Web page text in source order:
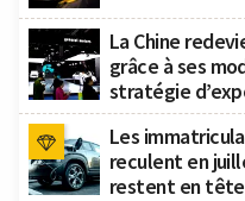
La Chine
grâce à ses
stratégie
Les
reculent en
restent en tête